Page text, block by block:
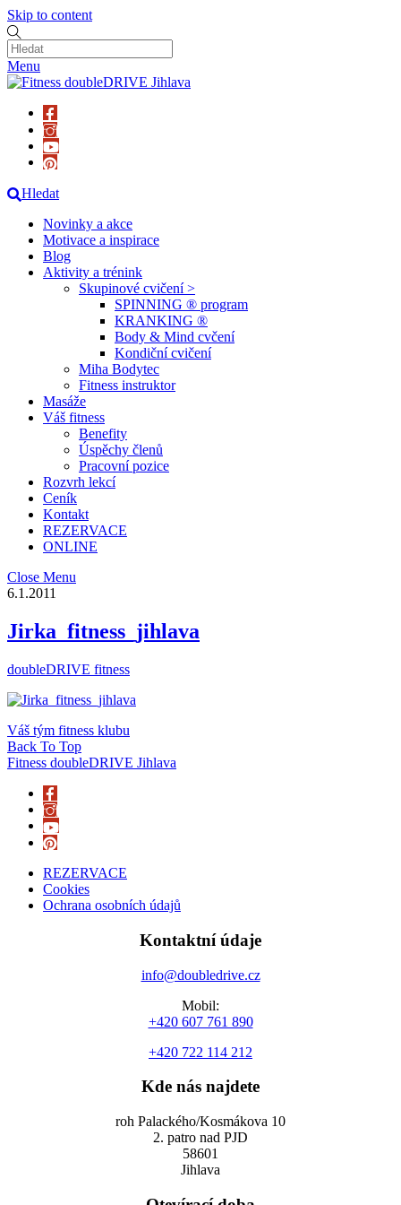
Skip to content
Menu
Hledat
Novinky a akce
Motivace a inspirace
Blog
Aktivity a trénink
Skupinové cvičení >
SPINNING ® program
KRANKING ®
Body & Mind cvčení
Kondiční cvičení
Miha Bodytec
Fitness instruktor
Masáže
Váš fitness
Benefity
Úspěchy členů
Pracovní pozice
Rozvrh lekcí
Ceník
Kontakt
REZERVACE
ONLINE
Close Menu
6.1.2011
Jirka_fitness_jihlava
doubleDRIVE fitness
Váš tým fitness klubu
Back To Top
Fitness doubleDRIVE Jihlava
REZERVACE
Cookies
Ochrana osobních údajů
Kontaktní údaje
info@doubledrive.cz
Mobil:
+420 607 761 890
+420 722 114 212
Kde nás najdete
roh Palackého/Kosmákova 10
2. patro nad PJD
58601
Jihlava